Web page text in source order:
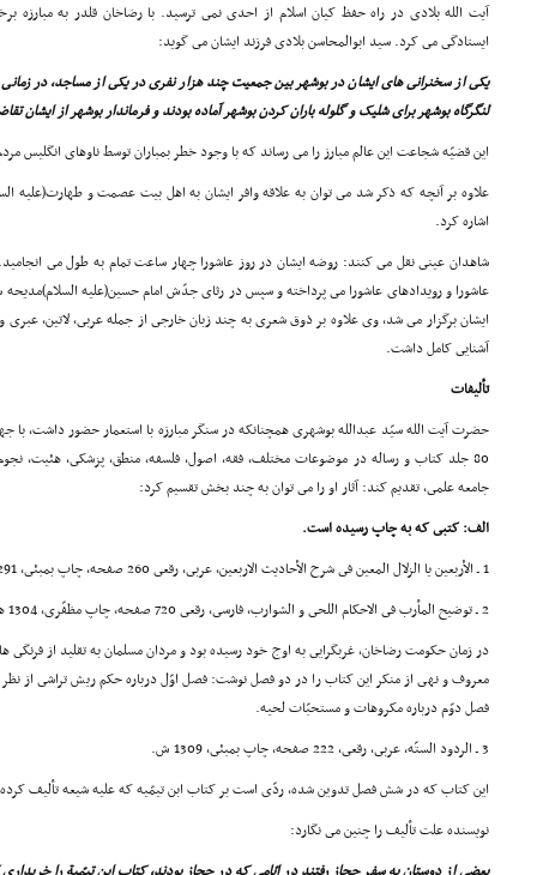
آیت الله بلادى در راه حفظ کیان اسلام از احدى نمى ترسید. با رضاخان قلدر به مبارزه
ایستادگى مى کرد. سید ابوالمحاسن بلادى فرزند ایشان مى گوید:
یکى از سخنرانى هاى ایشان در بوشهر بین جمعیت چند هزار نفرى در یکى از مساجد، در
لنگرگاه بوشهر براى شلیک و گلوله باران کردن بوشهر آماده بودند و فرماندار بوشهر از ایشان
این قضیّه شجاعت این عالم مبارز را مى رساند که با وجود خطر بمباران توسط ناوهاى انگلیس
علاوه بر آنچه که ذکر شد مى توان به علاقه وافر ایشان به اهل بیت عصمت و طهارت(علیه
اشاره کرد.
شاهدان عینى نقل مى کنند: روضه ایشان در روز عاشورا چهار ساعت تمام به طول مى انجامید.
عاشورا و رویدادهاى عاشورا مى پرداخته و سپس در رثاى جدّش امام حسین(علیه
ایشان برگزار مى شد، وى علاوه بر ذوق شعرى به چند زبان خارجى از جمله عربى، لاتین،
آشنایى کامل داشت.
تألیفات
حضرت آیت الله سیّد عبدالله بوشهرى همچنانکه در سنگر مبارزه با استعمار حضور داشت، با
80 جلد کتاب و رساله در موضوعات مختلف، فقه، اصول، فلسفه، منطق، پزشکى، هئیت،
جامعه علمى، تقدیم کند: آثار او را مى توان به چند بخش تقسیم کرد:
الف: کتبى که به چاپ رسیده است.
1 ـ الأربعین یا الزلال المعین فى شرح الأحادیث الاربعین، عربى، رقعى 260 صفحه، چاپ بمبئى، 1291 هـ .ش.
2 ـ توضیح المأرب فى الاحکام اللحى و الشوارب، فارسى، رقعى 720 صفحه، چاپ مظفّرى، 1304 هـ .ش.
در زمان حکومت رضاخان، غربگرایى به اوج خود رسیده بود و مردان مسلمان به تقلید از
معروف و نهى از منکر این کتاب را در دو فصل نوشت: فصل اوّل درباره حکم ریش تراشى از نظر
فصل دوّم درباره مکروهات و مستحبّات لحیه.
3 ـ الردود الستّه، عربى، رقعى، 222 صفحه، چاپ بمبئى، 1309 ش.
این کتاب که در شش فصل تدوین شده، ردّى است بر کتاب ابن تیمّیه که علیه شیعه تألیف
نویسنده علت تألیف را چنین مى نگارد: